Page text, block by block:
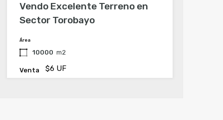
Vendo Excelente Terreno en
Sector Torobayo
Área
10000 m2
Venta $6 UF